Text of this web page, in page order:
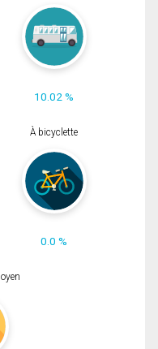
10.02 %
À bicyclette
0.0 %